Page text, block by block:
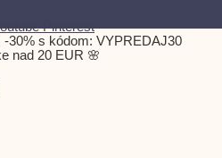
Pinterest
30% s kódom: VYPREDAJ30
nad 20 EUR 🌸